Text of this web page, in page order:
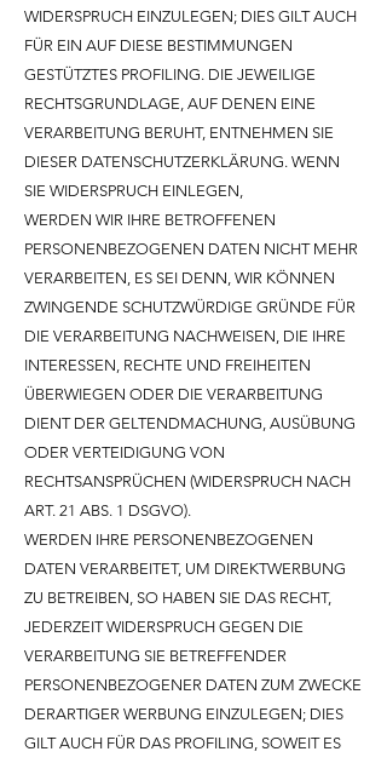
WIDERSPRUCH EINZULEGEN; DIES GILT AUCH
FÜR EIN AUF DIESE BESTIMMUNGEN
GESTÜTZTES PROFILING. DIE JEWEILIGE
RECHTSGRUNDLAGE, AUF DENEN EINE
VERARBEITUNG BERUHT, ENTNEHMEN SIE
DIESER DATENSCHUTZERKLÄRUNG. WENN
SIE WIDERSPRUCH EINLEGEN,
WERDEN WIR IHRE BETROFFENEN
PERSONENBEZOGENEN DATEN NICHT MEHR
VERARBEITEN, ES SEI DENN, WIR KÖNNEN
ZWINGENDE SCHUTZWÜRDIGE GRÜNDE FÜR
DIE VERARBEITUNG NACHWEISEN, DIE IHRE
INTERESSEN, RECHTE UND FREIHEITEN
ÜBERWIEGEN ODER DIE VERARBEITUNG
DIENT DER GELTENDMACHUNG, AUSÜBUNG
ODER VERTEIDIGUNG VON
RECHTSANSPRÜCHEN (WIDERSPRUCH NACH
ART. 21 ABS. 1 DSGVO).
WERDEN IHRE PERSONENBEZOGENEN
DATEN VERARBEITET, UM DIREKTWERBUNG
ZU BETREIBEN, SO HABEN SIE DAS RECHT,
JEDERZEIT WIDERSPRUCH GEGEN DIE
VERARBEITUNG SIE BETREFFENDER
PERSONENBEZOGENER DATEN ZUM ZWECKE
DERARTIGER WERBUNG EINZULEGEN; DIES
GILT AUCH FÜR DAS PROFILING, SOWEIT ES